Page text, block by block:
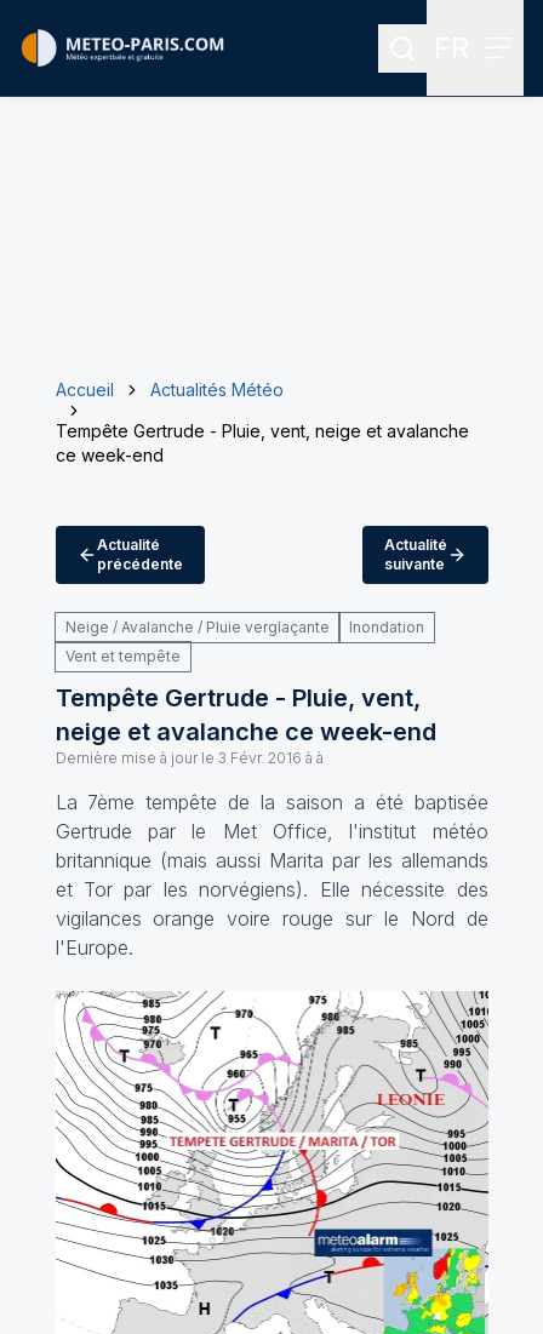
Rechercher
Accueil
Actualités Météo
Tempête Gertrude - Pluie, vent, neige et avalanche
ce week-end
Actualité
précédente
Actualité
suivante
Neige / Avalanche / Pluie verglaçante
Inondation
Vent et tempête
Tempête Gertrude - Pluie, vent,
neige et avalanche ce week-end
Dernière mise à jour le 3 Févr. 2016 à à
La 7ème tempête de la saison a été baptisée
Gertrude par le Met Office, l'institut météo
britannique (mais aussi Marita par les allemands
et Tor par les norvégiens). Elle nécessite des
vigilances orange voire rouge sur le Nord de
l'Europe.